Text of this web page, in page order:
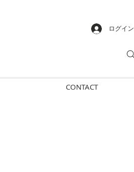
ログイン
CONTACT